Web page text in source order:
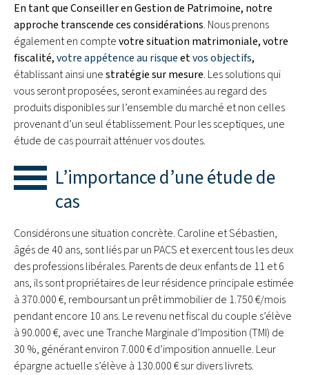
En tant que Conseiller en Gestion de Patrimoine, notre
approche transcende ces considérations. Nous prenons
également en comptevotre situation matrimoniale, votre
fiscalité,votre appétence au risqueetvos objectifs,
établissant ainsi unestratégie sur mesure. Les solutions qui
vous seront proposées, seront examinées au regard des
produits disponibles sur l’ensemble du marché et non celles
provenant d’un seul établissement. Pour les sceptiques, une
étude de cas pourrait atténuer vos doutes.
L’importance d’une étude de
cas
Considérons une situation concrète. Caroline et Sébastien,
âgés de 40 ans, sont liés par un PACS et exercent tous les deux
des professions libérales. Parents de deux enfants de 11 et 6
ans, ils sont propriétaires de leur résidence principale estimée
à 370.000 €, remboursant un prêt immobilier de 1.750 €/mois
pendant encore 10 ans. Le revenu net fiscal du couple s’élève
à 90.000 €, avec une Tranche Marginale d’Imposition (TMI) de
30 %, générant environ 7.000 € d’imposition annuelle. Leur
épargne actuelle s’élève à 130.000 € sur divers livrets.